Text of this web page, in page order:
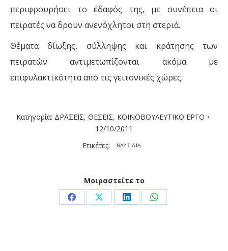
περιφρουρήσει το έδαφός της, με συνέπεια οι
πειρατές να δρουν ανενόχλητοι στη στεριά.
Θέματα δίωξης, σύλληψης και κράτησης των
πειρατών αντιμετωπίζονται ακόμα με
επιφυλακτικότητα από τις γειτονικές χώρες.
Κατηγορία: ΔΡΑΣΕΙΣ, ΘΕΣΕΙΣ, ΚΟΙΝΟΒΟΥΛΕΥΤΙΚΟ ΕΡΓΟ
12/10/2011
Ετικέτες:
ΝΑΥΤΙΛΙΑ
Μοιραστείτε το
Share Share Share Share